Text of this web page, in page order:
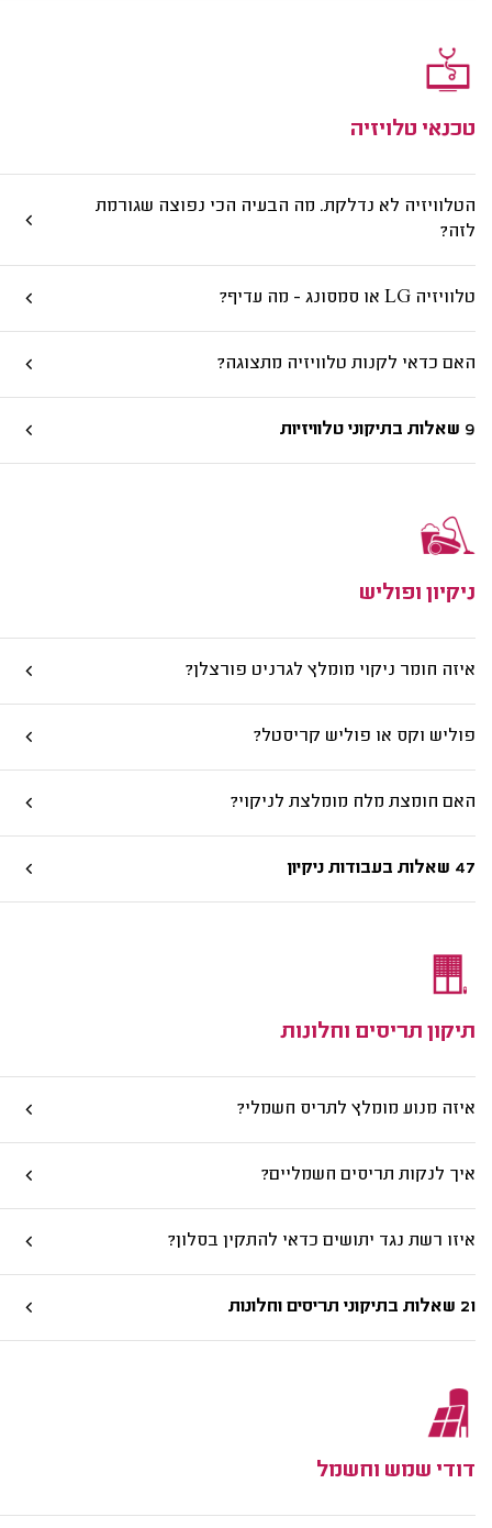
טכנאי טלויזיה
הטלוויזיה לא נדלקת. מה הבעיה הכי נפוצה שגורמת
לזה?
טלוויזיה LG או סמסונג - מה עדיף?
האם כדאי לקנות טלוויזיה מתצוגה?
9 שאלות בתיקוני טלוויזיות
ניקיון ופוליש
איזה חומר ניקוי מומלץ לגרניט פורצלן?
פוליש וקס או פוליש קריסטל?
האם חומצת מלח מומלצת לניקוי?
47 שאלות בעבודות ניקיון
תיקון תריסים וחלונות
איזה מנוע מומלץ לתריס חשמלי?
איך לנקות תריסים חשמליים?
איזו רשת נגד יתושים כדאי להתקין בסלון?
21 שאלות בתיקוני תריסים וחלונות
דודי שמש וחשמל